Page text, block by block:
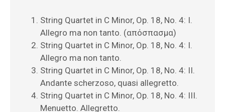
String Quartet in C Minor, Op. 18, No. 4: I.
Allegro ma non tanto. (απόσπασμα)
String Quartet in C Minor, Op. 18, No. 4: I.
Allegro ma non tanto.
String Quartet in C Minor, Op. 18, No. 4: II.
Andante scherzoso, quasi allegretto.
String Quartet in C Minor, Op. 18, No. 4: III.
Menuetto. Allegretto.